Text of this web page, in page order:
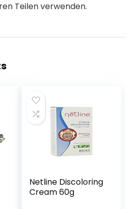
Teilen verwenden.
Netline Discoloring
Cream 60g